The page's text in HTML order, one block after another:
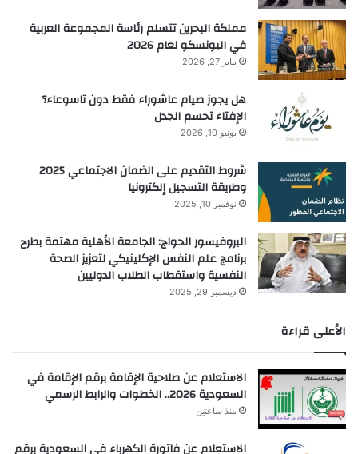
مملكة البحرين تتسلم رئاسة المجموعة العربية
في اليونسكو لعام 2026
يناير 27, 2026
هل يجوز صيام عاشوراء فقط دون تاسوعاء؟
الإفتاء تحسم الجدل
يونيو 10, 2026
شروط التقديم على الضمان الاجتماعي 2025
وطريقة التسجيل إلكترونيا
نوفمبر 10, 2025
البروفيسور الحواج: الجامعة الأهلية مهتمة بطرح
برنامج علم النفس الإكلينيكي لتعزيز الصحة
النفسية واستقطاب الطلاب الدوليين
ديسمبر 29, 2025
الأعلى قراءة
الاستعلام عن صلاحية الإقامة برقم الإقامة في
السعودية 2026.. الخطوات والرابط الرسمي
منذ ساعتين
الاستعلام عن فاتورة الكهرباء في السعودية برقم